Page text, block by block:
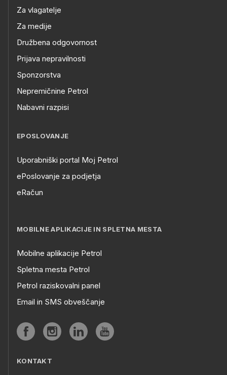
Za vlagatelje
Za medije
Družbena odgovornost
Prijava nepravilnosti
Sponzorstva
Nepremičnine Petrol
Nabavni razpisi
EPOSLOVANJE
Uporabniški portal Moj Petrol
ePoslovanje za podjetja
eRačun
MOBILNE APLIKACIJE IN SPLETNA MESTA
Mobilne aplikacije Petrol
Spletna mesta Petrol
Petrol raziskovalni panel
Email in SMS obveščanje
KONTAKT